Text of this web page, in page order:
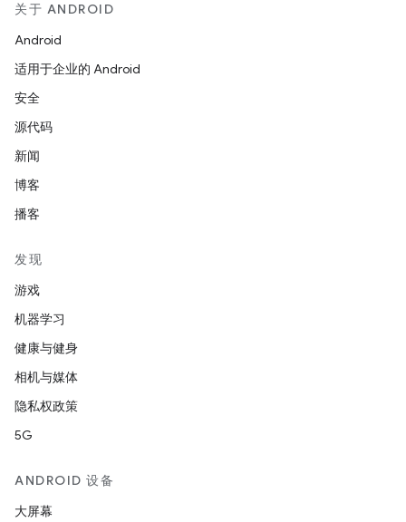
关于 ANDROID
Android
适用于企业的 Android
安全
源代码
新闻
博客
播客
发现
游戏
机器学习
健康与健身
相机与媒体
隐私权政策
5G
ANDROID 设备
大屏幕